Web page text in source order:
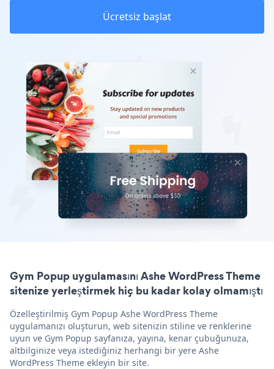
Ücretsiz başlat
Gym Popup uygulamasını Ashe WordPress Theme
sitenize yerleştirmek hiç bu kadar kolay olmamıştı
Özelleştirilmiş Gym Popup Ashe WordPress Theme
uygulamanızı oluşturun, web sitenizin stiline ve renklerine
uyun ve Gym Popup sayfanıza, yayına, kenar çubuğunuza,
altbilginize veya istediğiniz herhangi bir yere Ashe
WordPress Theme ekleyin bir site.